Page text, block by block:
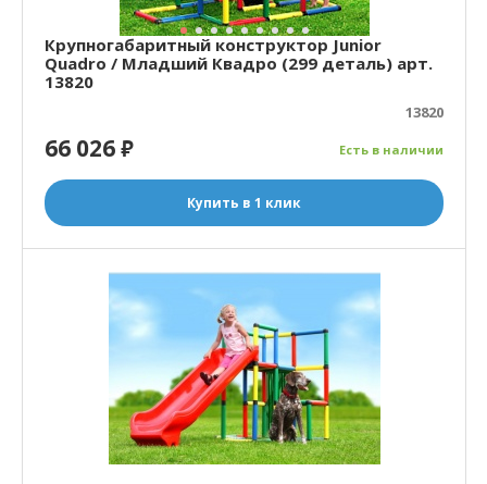
Крупногабаритный конструктор Junior
Quadro / Младший Квадро (299 деталь) арт.
13820
13820
Есть в наличии
66 026₽
Купить в 1 клик